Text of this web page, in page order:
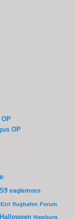
OP
eaglemoss
Ezri flughafen Forum
Halloween Hamburg